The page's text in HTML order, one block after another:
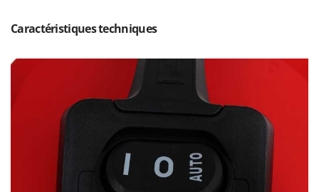
Moulins à farine
N
Nettoyeurs et Balais à vapeur
Nettoyeurs haute pression
Nettoyeurs tapis, moquettes et tapisseries
Peignes vibreurs et Secoueurs à olives
Pelles rétros pour tracteur
FIEM
Fimar
Fiorentini
Fiskars
Flymo
Fontana Forni
Caractéristiques techniques